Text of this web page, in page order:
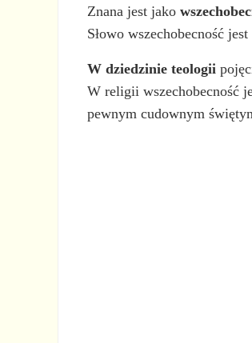
Znana jest jako
Słowo wszechobecność
W dziedzinie teologii
W religii wszechobecność
pewnym cudownym